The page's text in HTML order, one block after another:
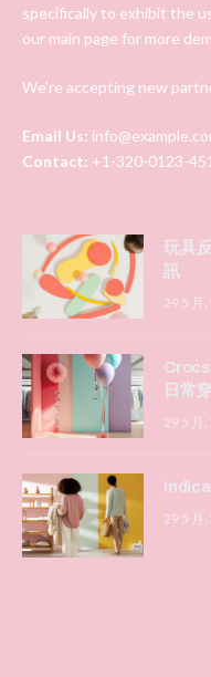
specifically to exhibit the
our main page for more
We're accepting new
Email Us:
Contact: +1-320-0123-451
玩具
訊
29 5 月
Crocs
日常
29 5 月
29 5 月